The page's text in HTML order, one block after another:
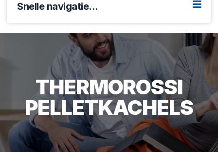
Snelle navigatie...
THERMOROSSI
PELLETKACHELS